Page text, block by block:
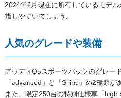
2024年2月現在に所有しているモデ
指しやすいでしょう。
人気のグレードや装備
アウディQ5スポーツバックのグレー
「advanced」と「S line」の2種類が
また、限定250台の特別仕様車「high